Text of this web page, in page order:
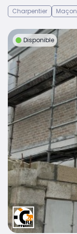
Charpentier
Maçon
Disponible